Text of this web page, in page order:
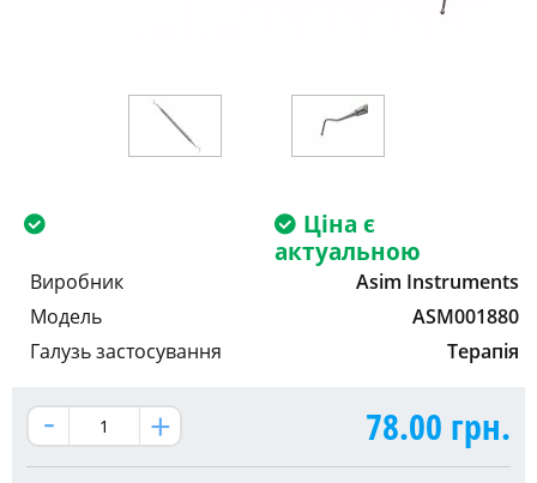
Ціна є
актуальною
Виробник
Asim Instruments
Модель
ASM001880
Галузь застосування
Терапія
78.00 грн.